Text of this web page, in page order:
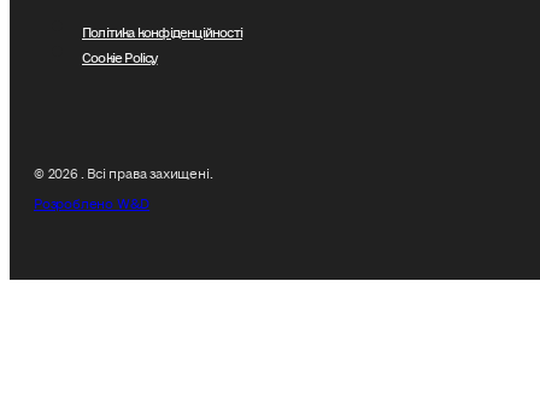
Політика конфіденційності
Cookie Policy
© 2026 . Всі права захищені.
Розроблено W&D